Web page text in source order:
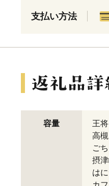
支払い方法
容量
王
高
ご
摂
は